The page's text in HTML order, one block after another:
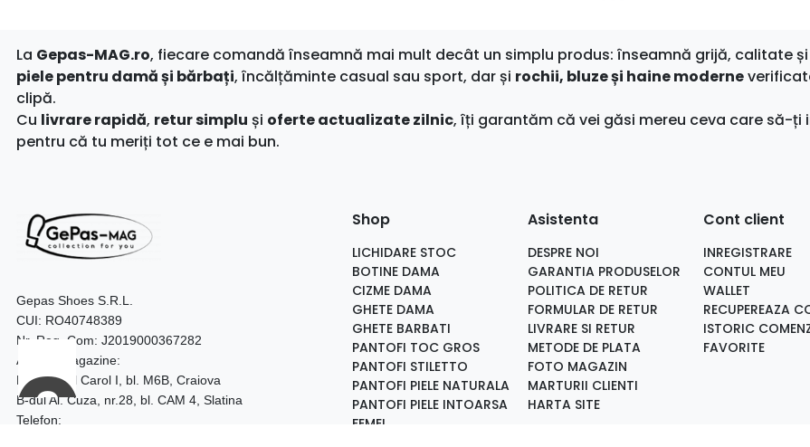
La Gepas-MAG.ro, fiecare comandă înseamnă mai mult decât un simplu produs: înseamnă grijă, calitate
piele pentru damă și bărbați, încălțăminte casual sau sport, dar și rochii, bluze și haine moderne
clipă.
Cu livrare rapidă, retur simplu și oferte actualizate zilnic, îți garantăm că vei găsi mereu ceva care să-
pentru că tu meriți tot ce e mai bun.
Gepas Shoes S.R.L.
CUI: RO40748389
Nr. Reg. Com: J2019000367282
Adresa magazine:
Bulevardul Carol I, bl. M6B, Craiova
B-dul Al. Cuza, nr.28, bl. CAM 4, Slatina
Telefon:
Shop
LICHIDARE STOC
BOTINE DAMA
CIZME DAMA
GHETE DAMA
GHETE BARBATI
PANTOFI TOC GROS
PANTOFI STILETTO
PANTOFI PIELE NATURALA
PANTOFI PIELE INTOARSA
FEMEI
Asistenta
DESPRE NOI
GARANTIA PRODUSELOR
POLITICA DE RETUR
FORMULAR DE RETUR
LIVRARE SI RETUR
METODE DE PLATA
FOTO MAGAZIN
MARTURII CLIENTI
HARTA SITE
Cont client
INREGISTRARE
CONTUL MEU
WALLET
RECUPEREAZA
ISTORIC
FAVORITE